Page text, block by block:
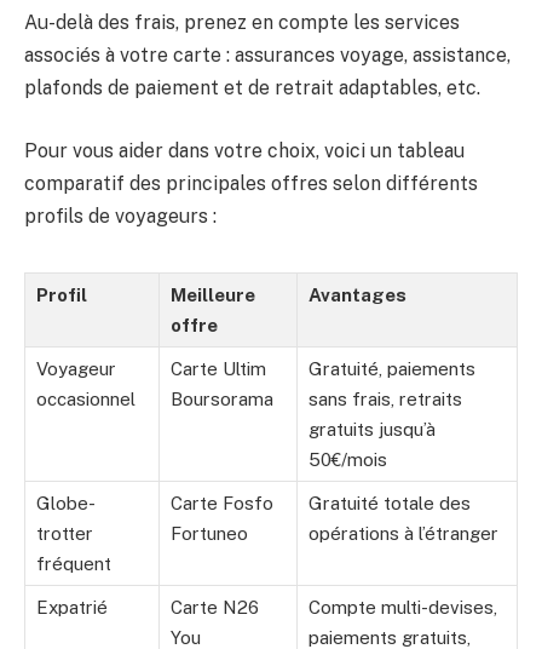
Au-delà des frais, prenez en compte les services
associés à votre carte : assurances voyage, assistance,
plafonds de paiement et de retrait adaptables, etc.
Pour vous aider dans votre choix, voici un tableau
comparatif des principales offres selon différents
profils de voyageurs :
Profil
Meilleure
offre
Avantages
Voyageur
occasionnel
Carte Ultim
Boursorama
Gratuité, paiements
sans frais, retraits
gratuits jusqu’à
50€/mois
Globe-
trotter
fréquent
Carte Fosfo
Fortuneo
Gratuité totale des
opérations à l’étranger
Expatrié
Carte N26
You
Compte multi-devises,
paiements gratuits,